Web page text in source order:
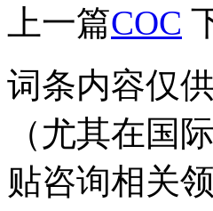
上一篇COC
词条内容仅
（尤其在国
贴咨询相关